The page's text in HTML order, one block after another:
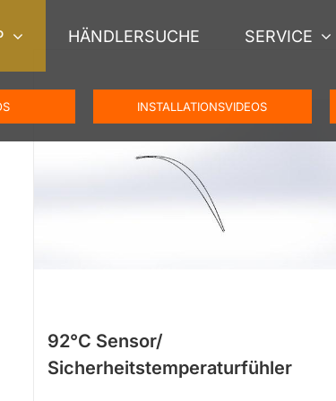
HÄNDLERSUCHE SERVICE
INSTALLATIONSVIDEOS
92°C Sensor/
Sicherheitstemperaturfühler